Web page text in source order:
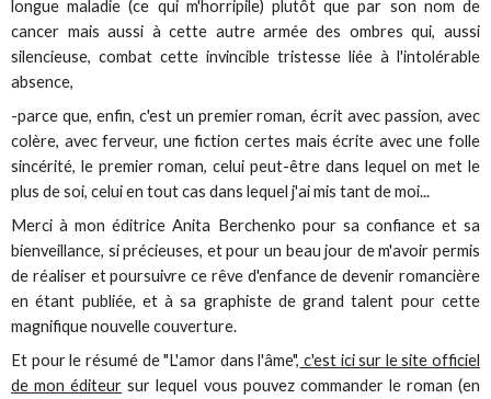
longue maladie (ce qui m'horripile) plutôt que par son nom de
cancer mais aussi à cette autre armée des ombres qui, aussi
silencieuse, combat cette invincible tristesse liée à l'intolérable
absence,
-parce que, enfin, c'est un premier roman, écrit avec passion, avec
colère, avec ferveur, une fiction certes mais écrite avec une folle
sincérité, le premier roman, celui peut-être dans lequel on met le
plus de soi, celui en tout cas dans lequel j'ai mis tant de moi...
Merci à mon éditrice Anita Berchenko pour sa confiance et sa
bienveillance, si précieuses, et pour un beau jour de m'avoir permis
de réaliser et poursuivre ce rêve d'enfance de devenir romancière
en étant publiée, et à sa graphiste de grand talent pour cette
magnifique nouvelle couverture.
Et pour le résumé de "L'amor dans l'âme", c'est ici sur le site officiel
de mon éditeur sur lequel vous pouvez commander le roman (en